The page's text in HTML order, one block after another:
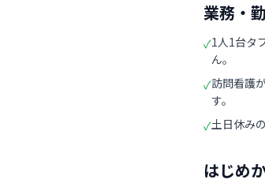
業務・
✓1人1台タ
ん。
✓訪問看護
す。
✓土日休み
はじめ